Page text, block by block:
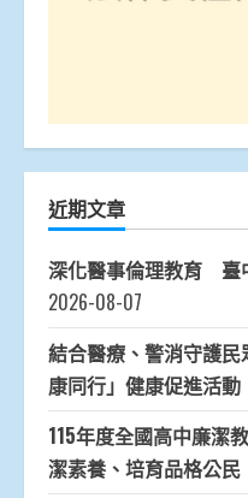
近期文章
深化醫事倫理教育 臺
2026-08-07
結合醫療、警消守護
康同行」健康促進活動
115年度全國高中廉
潔素養、培育品格公民